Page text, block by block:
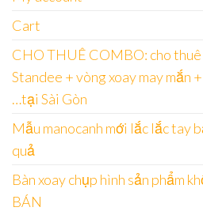
Cart
CHO THUÊ COMBO: cho
Standee + vòng xoay may mắn
…tại Sài Gòn
Mẫu manocanh mới lắc lắc tay
quả
Bàn xoay chụp hình sản phẩm
BÁN